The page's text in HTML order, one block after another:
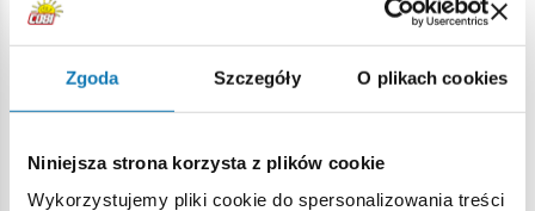
Zgoda Szczegóły O plikach cookies
Niniejsza strona korzysta z plików cookie
Wykorzystujemy pliki cookie do spersonalizowania treści
Lokalizacja produktu:
Strona główna Klocki na sztuki Opony i felgi Opona
Ostrzeżenie